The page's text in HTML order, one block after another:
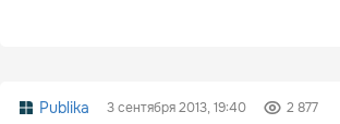
Publika 3 сентября 2013, 19:40 2 877